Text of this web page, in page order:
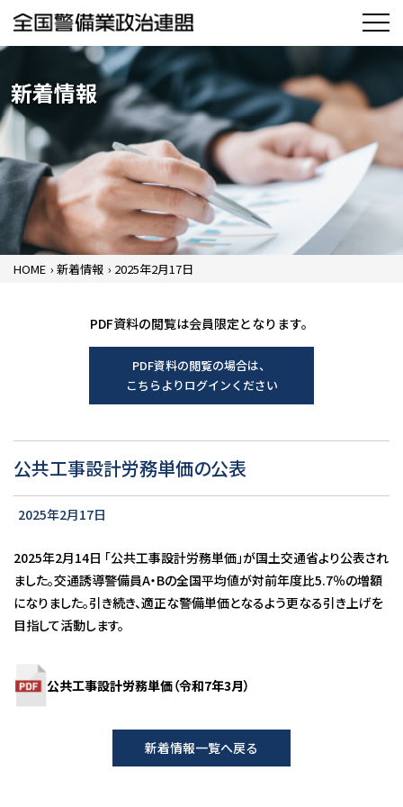
新着情報
HOME › 新着情報 › 2025年2月17日
PDF資料の閲覧は会員限定となります。
PDF資料の閲覧の場合は、
こちらよりログインください
公共工事設計労務単価の公表
2025年2月17日
2025年2月14日 「公共工事設計労務単価」が国土交通省より公表され
ました。交通誘導警備員A・Bの全国平均値が対前年度比5.7％の増額
になりました。引き続き、適正な警備単価となるよう更なる引き上げを
目指して活動します。
公共工事設計労務単価（令和7年3月）
新着情報一覧へ戻る